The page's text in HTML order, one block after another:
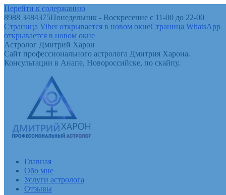
Перейти к содержанию
8988 3484375Понедельник - Воскресение с 11-00 до 22-00
Страница Viber открывается в новом окнеСтраница WhatsApp
открывается в новом окне
Астролог Дмитрий Харон
Сайт профессионального астролога Дмитрия Харона.
Консультации в Анапе, Новороссийске, по скайпу.
Главная
Обо мне
Услуги астролога
Отзывы